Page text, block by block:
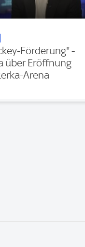
Förderung" -
über Eröffnung
Arena